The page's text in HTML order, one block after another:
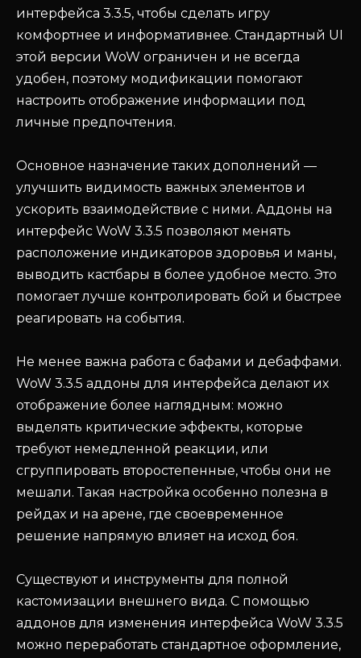
интерфейса 3.3.5, чтобы сделать игру
комфортнее и информативнее. Стандартный UI
этой версии WoW ограничен и не всегда
удобен, поэтому модификации помогают
настроить отображение информации под
личные предпочтения.
Основное назначение таких дополнений —
улучшить видимость важных элементов и
ускорить взаимодействие с ними. Аддоны на
интерфейс WoW 3.3.5 позволяют менять
расположение индикаторов здоровья и маны,
выводить кастбары в более удобное место. Это
помогает лучше контролировать бой и быстрее
реагировать на события.
Не менее важна работа с бафами и дебаффами.
WoW 3.3.5 аддоны для интерфейса делают их
отображение более наглядным: можно
выделять критические эффекты, которые
требуют немедленной реакции, или
сгруппировать второстепенные, чтобы они не
мешали. Такая настройка особенно полезна в
рейдах и на арене, где своевременное
решение напрямую влияет на исход боя.
Существуют и инструменты для полной
кастомизации внешнего вида. С помощью
аддонов для изменения интерфейса WoW 3.3.5
можно переработать стандартное оформление,